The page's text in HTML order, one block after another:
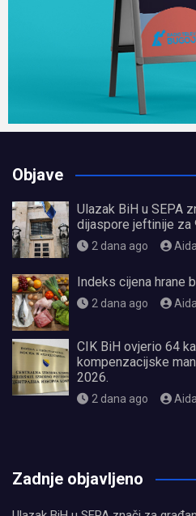
Objave
Ulazak BiH u SEPA
dijaspore jeftinije za
2 dana ago
Indeks cijena hrane
2 dana ago
CIK BiH ovjerio 64
kompenzacijske
2026.
2 dana ago
Zadnje objavljeno